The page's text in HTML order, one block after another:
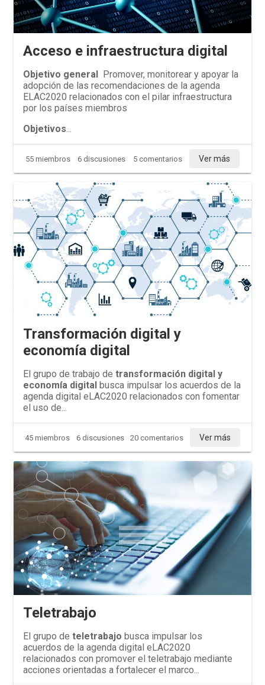
Acceso e infraestructura digital
Objetivo general Promover, monitorear y apoyar la
adopción de las recomendaciones de la agenda
ELAC2020 relacionados con el pilar infraestructura
por los países miembros
Objetivos...
55 miembros 6 discusiones 5 comentarios Ver más
Transformación digital y
economía digital
El grupo de trabajo de transformación digital y
economía digital busca impulsar los acuerdos de la
agenda digital eLAC2020 relacionados con fomentar
el uso de...
45 miembros 6 discusiones 20 comentarios Ver más
Teletrabajo
El grupo de teletrabajo busca impulsar los
acuerdos de la agenda digital eLAC2020
relacionados con promover el teletrabajo mediante
acciones orientadas a fortalecer el marco...